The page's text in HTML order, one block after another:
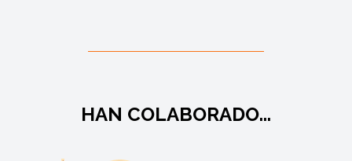
HAN COLABORADO...